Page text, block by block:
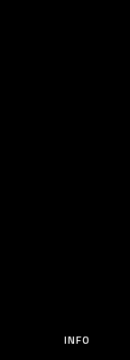
INFO